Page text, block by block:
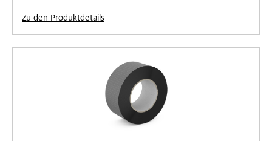
Zu den Produktdetails